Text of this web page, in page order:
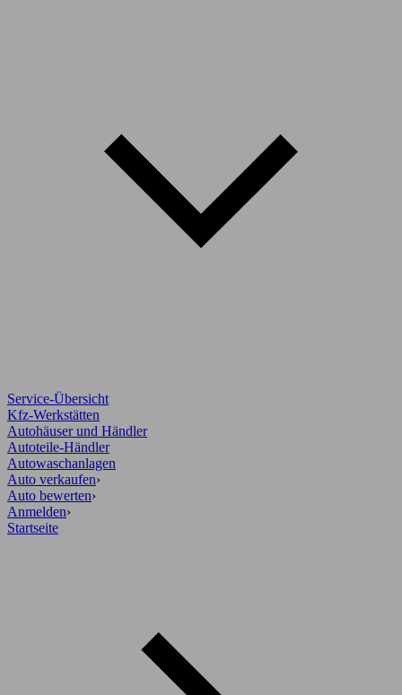
Service-Übersicht
Kfz-Werkstätten
Autohäuser und Händler
Autoteile-Händler
Autowaschanlagen
Auto verkaufen›
Auto bewerten›
Anmelden›
Startseite